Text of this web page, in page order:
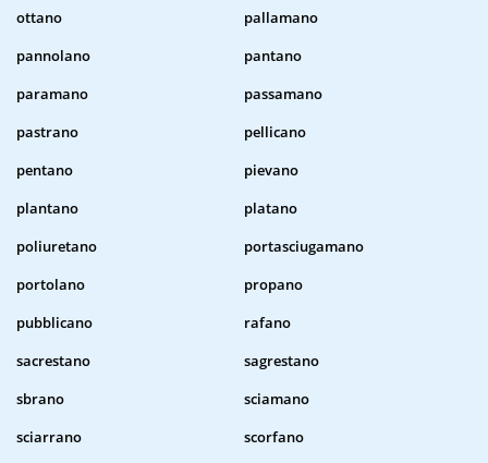
ottano
pallamano
pannolano
pantano
paramano
passamano
pastrano
pellicano
pentano
pievano
plantano
platano
poliuretano
portasciugamano
portolano
propano
pubblicano
rafano
sacrestano
sagrestano
sbrano
sciamano
sciarrano
scorfano